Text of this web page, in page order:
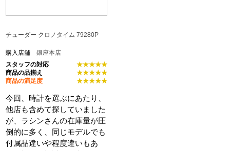
チューダー クロノタイム 79280P
購入店舗銀座本店
スタッフの対応
★★★★★
商品の品揃え
★★★★★
商品の満足度
★★★★★
今回、時計を選ぶにあたり、
他店も含めて探していました
が、ラシンさんの在庫量が圧
倒的に多く、同じモデルでも
付属品違いや程度違いもあ